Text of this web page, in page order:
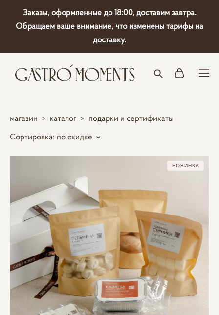
Заказы, оформленные до 18:00, доставим завтра.
Обращаем ваше внимание, что изменены тарифы на
доставку.
магазин > каталог > подарки и сертификаты
Сортировка: по скидке
НОВИНКА